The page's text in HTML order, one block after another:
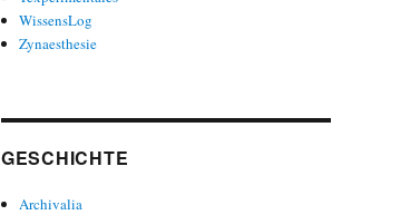
WissensLog
Zynaesthesie
GESCHICHTE
Archivalia